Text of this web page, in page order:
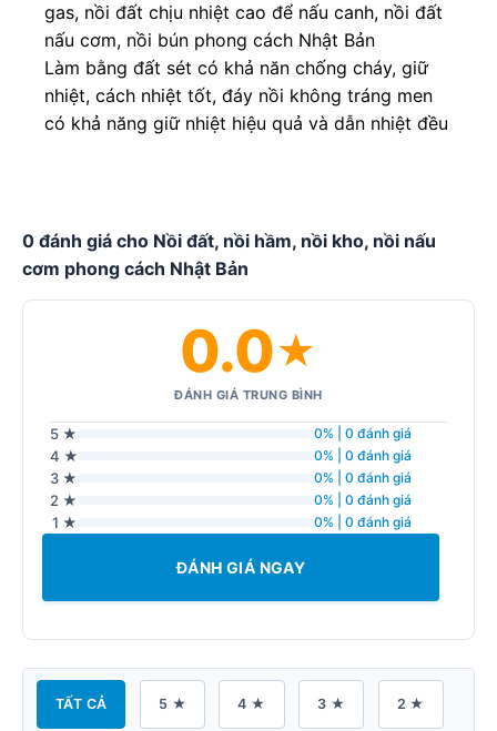
gas, nồi đất chịu nhiệt cao để nấu canh, nồi đất
nấu cơm, nồi bún phong cách Nhật Bản
Làm bằng đất sét có khả năn chống cháy, giữ
nhiệt, cách nhiệt tốt, đáy nồi không tráng men
có khả năng giữ nhiệt hiệu quả và dẫn nhiệt đều
0 đánh giá cho Nồi đất, nồi hầm, nồi kho, nồi nấu
cơm phong cách Nhật Bản
0.0★
ĐÁNH GIÁ TRUNG BÌNH
5 ★ 0% | 0 đánh giá
4 ★ 0% | 0 đánh giá
3 ★ 0% | 0 đánh giá
2 ★ 0% | 0 đánh giá
1 ★ 0% | 0 đánh giá
ĐÁNH GIÁ NGAY
TẤT CẢ 5 ★ 4 ★ 3 ★ 2 ★